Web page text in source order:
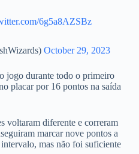
6g5a8AZSBz
October 29, 2023
jogo durante todo o primeiro
placar por 16 pontos na saída
voltaram diferente e correram
marcar nove pontos a
mas não foi suficiente